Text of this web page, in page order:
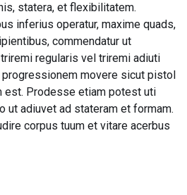
statera, et flexibilitatem.
inferius operatur, maxime quads,
commendatur ut
regularis vel triremi adiuti
progressionem movere sicut pistol
est. Prodesse etiam potest uti
ut adiuvet ad stateram et formam.
corpus tuum et vitare acerbus